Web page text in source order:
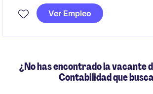
Santiago, Con vajes periódicos a faena.
Ver Empleo
¿No has encontrado la vacante
Contabilidad que